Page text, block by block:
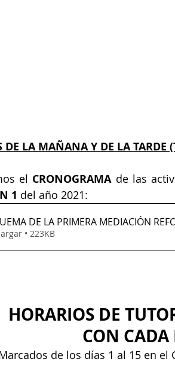
DE LA MAÑANA Y DE LA TARDE
el CRONOGRAMA
1 del año 2021:
DE LA PRIMERA MEDIACIÓN
Descargar • 223KB
HORARIOS DE
CON CADA
de los días 1 al 15 en